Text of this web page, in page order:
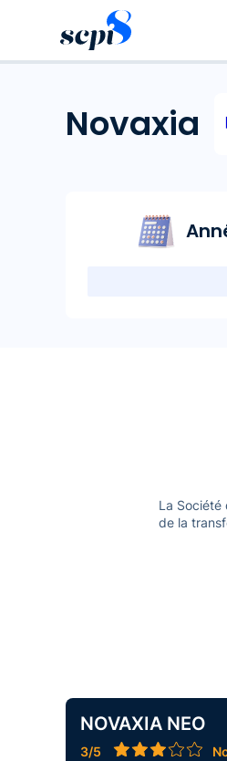
Novaxia
La Société
de la
NOVAXIA NEO
3/5